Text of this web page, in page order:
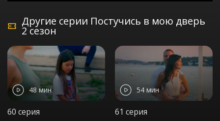
Другие серии Постучись в мою дверь
2 сезон
48 мин
60 серия
54 мин
61 серия